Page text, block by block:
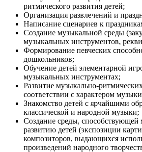
ритмического развития детей;
Организация развлечений и
Написание сценариев к
Создание музыкальной среды
музыкальных инструментов,
Формирование певческих
дошкольников;
Обучение детей элементарной
музыкальных инструментах;
Развитие музыкально-
соответствии с характером
Знакомство детей с ярчайшими
классической и народной музыки;
Создание среды, способствующей
развитию детей (экспозиции
композиторов, выдающихся
произведений народного